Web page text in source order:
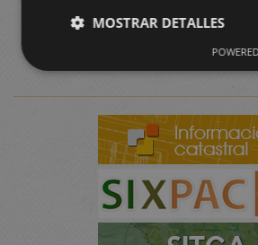
MOSTRAR DETALLES